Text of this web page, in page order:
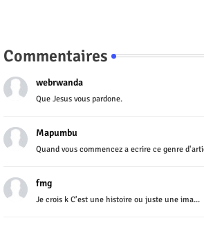
Commentaires
webrwanda
Que Jesus vous pardone.
Mapumbu
Quand vous commencez a ecrire ce genre
fmg
Je crois k C'est une histoire ou juste une ima...